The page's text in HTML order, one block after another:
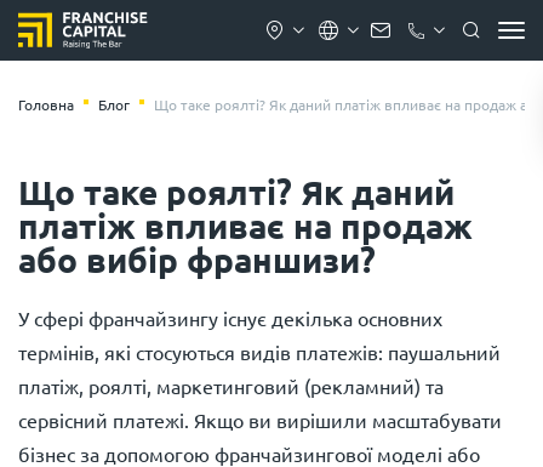
Головна Блог Що таке роялті? Як даний платіж впливає на продаж
Що таке роялті? Як даний
платіж впливає на продаж
або вибір франшизи?
У сфері франчайзингу існує декілька основних
термінів, які стосуються видів платежів: паушальний
платіж, роялті, маркетинговий (рекламний) та
сервісний платежі. Якщо ви вирішили масштабувати
бізнес за допомогою франчайзингової моделі або